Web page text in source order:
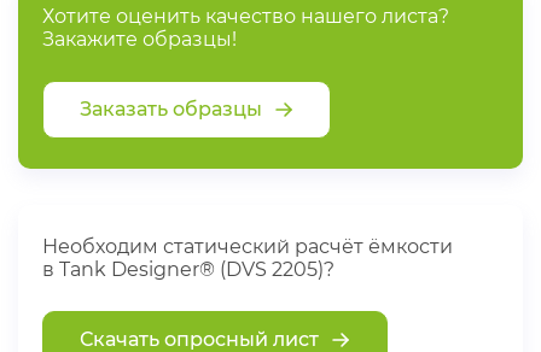
Хотите оценить качество нашего листа?
Закажите образцы!
Заказать образцы
Необходим статический расчёт ёмкости
в Tank Designer® (DVS 2205)?
Скачать опросный лист